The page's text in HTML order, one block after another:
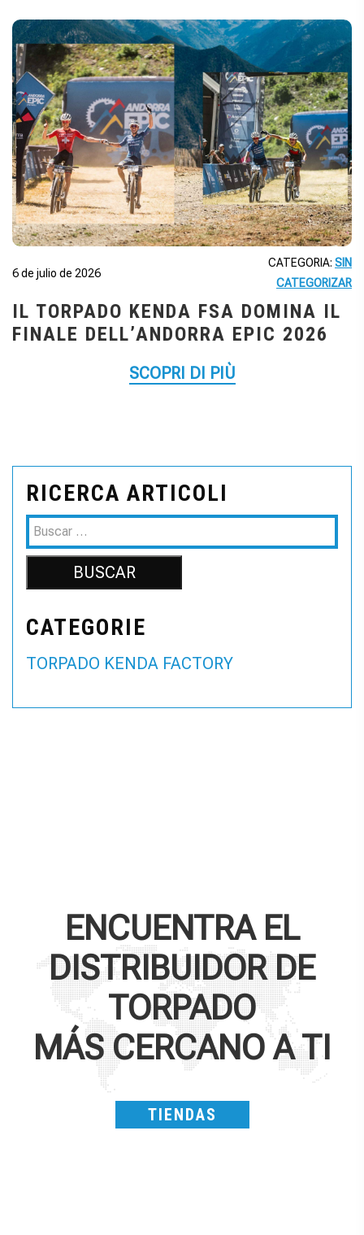
6 de julio de 2026
CATEGORIA: SIN
CATEGORIZAR
IL TORPADO KENDA FSA DOMINA IL
FINALE DELL’ANDORRA EPIC 2026
SCOPRI DI PIÙ
RICERCA ARTICOLI
CATEGORIE
TORPADO KENDA FACTORY
ENCUENTRA EL
DISTRIBUIDOR DE
TORPADO
MÁS CERCANO A TI
TIENDAS